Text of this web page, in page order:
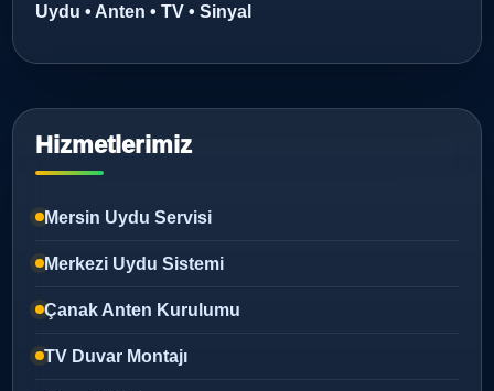
Uydu • Anten • TV • Sinyal
Hizmetlerimiz
Mersin Uydu Servisi
Merkezi Uydu Sistemi
Çanak Anten Kurulumu
TV Duvar Montajı